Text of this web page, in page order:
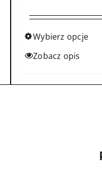
Wybierz opcje
Ten
Zobacz opis